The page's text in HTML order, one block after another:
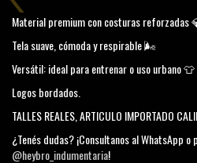
Material premium con costuras reforzadas
Tela suave, cómoda y respirable 🌬️
Versátil: ideal para entrenar o uso urbano 👕
Logos bordados.
TALLES REALES, ARTICULO IMPORTADO
¿Tenés dudas? ¡Consultanos al WhatsApp
@heybro_indumentaria!